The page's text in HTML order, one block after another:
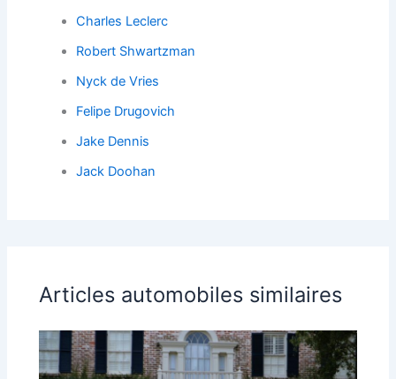
Charles Leclerc
Robert Shwartzman
Nyck de Vries
Felipe Drugovich
Jake Dennis
Jack Doohan
Articles automobiles similaires